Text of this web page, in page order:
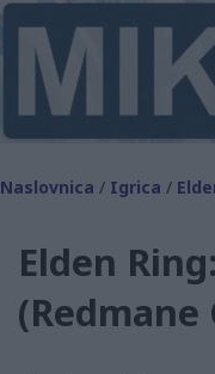
Naslovnica / Igrica /
Elden
(Redmane